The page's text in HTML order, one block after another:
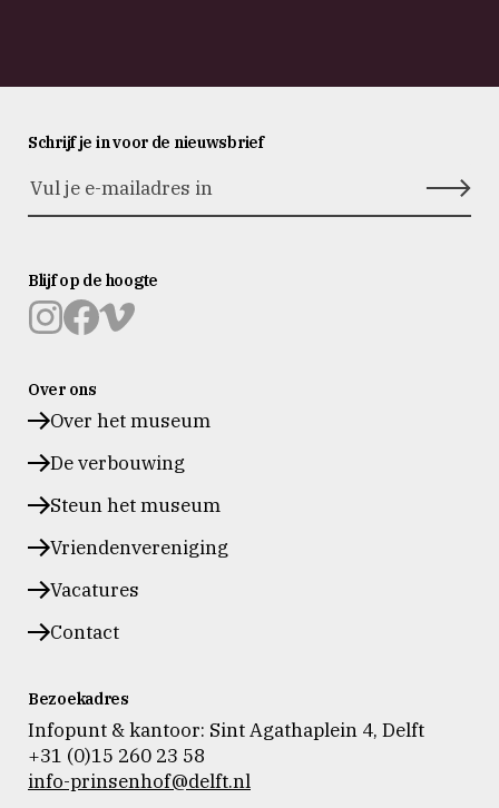
Over ons
Over het museum
De verbouwing
Steun het museum
Vriendenvereniging
Vacatures
Contact
Bezoekadres
Infopunt & kantoor: Sint Agathaplein 4, Delft
+31 (0)15 260 23 58
info-prinsenhof@delft.nl
Schrijf je in voor de nieuwsbrief
Blijf op de hoogte
Delft
op
Delft
op op